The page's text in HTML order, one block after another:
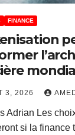
FINANCE
3, 2026
Adrian Les
si la finance